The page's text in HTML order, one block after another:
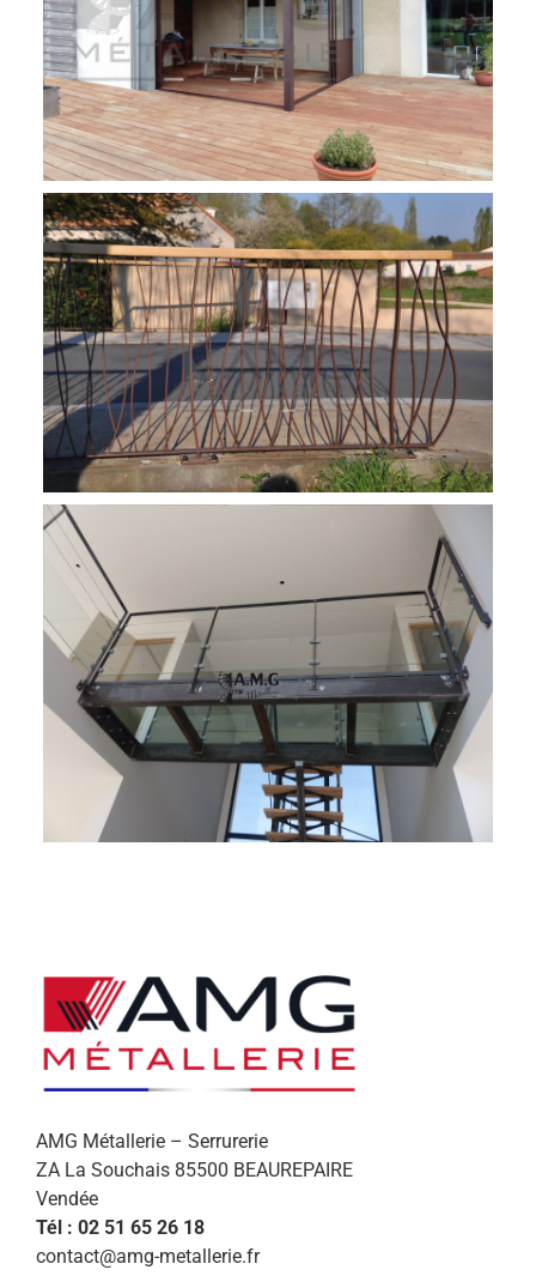
AMG Métallerie – Serrurerie
ZA La Souchais 85500 BEAUREPAIRE
Vendée
Tél : 02 51 65 26 18
contact@amg-metallerie.fr
Afin de vous proposer des services et